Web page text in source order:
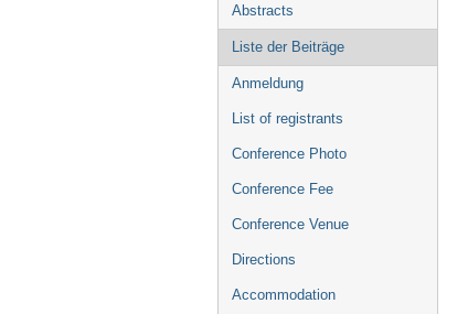
Abstracts
Liste der Beiträge
Anmeldung
List of registrants
Conference Photo
Conference Fee
Conference Venue
Directions
Accommodation